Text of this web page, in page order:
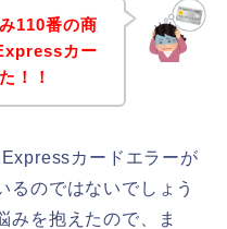
110番の商
カー
！！
カードエラーが
るのではないでしょう
みを抱えたので、ま